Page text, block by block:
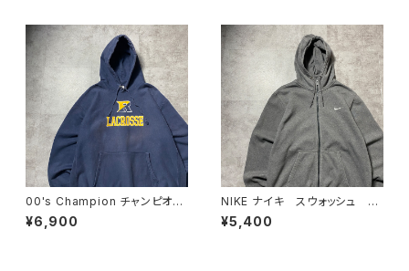
00's Champion チャンピオ
ン リバースウィーブ ラクロ
ス プリント 2XLサイズ ネ
¥6,900
NIKE ナイキ スウォッシュ 刺
繍ワンポイント グレー フル
ジップ ジップパーカー
¥5,400